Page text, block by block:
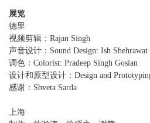
展览
德里
视频剪辑：Rajan Singh
声音设计：Sound Design: Ish Shehrawat
调色：Colorist: Pradeep Singh Gosian
设计和原型设计：Design and
感谢：Shveta Sarda
上海